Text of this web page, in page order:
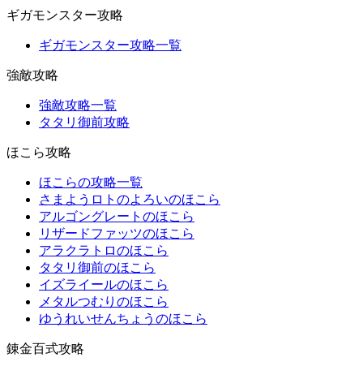
ギガモンスター攻略
ギガモンスター攻略一覧
強敵攻略
強敵攻略一覧
タタリ御前攻略
ほこら攻略
ほこらの攻略一覧
さまようロトのよろいのほこら
アルゴングレートのほこら
リザードファッツのほこら
アラクラトロのほこら
タタリ御前のほこら
イズライールのほこら
メタルつむりのほこら
ゆうれいせんちょうのほこら
錬金百式攻略